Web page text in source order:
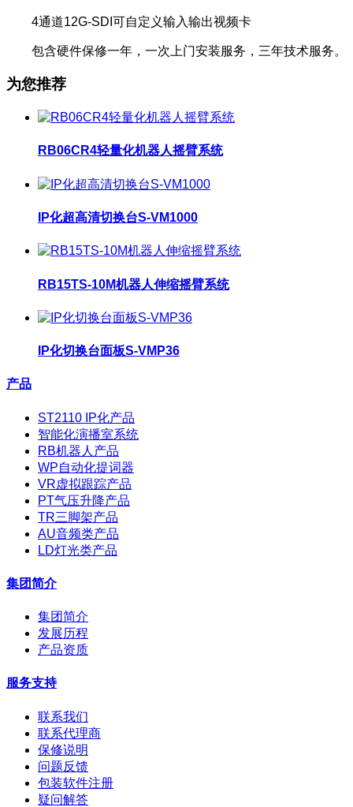
4通道12G-SDI可自定义输入输出视频卡
包含硬件保修一年，一次上门安装服务，三年技术服务。
为您推荐
RB06CR4轻量化机器人摇臂系统
IP化超高清切换台S-VM1000
RB15TS-10M机器人伸缩摇臂系统
IP化切换台面板S-VMP36
产品
ST2110 IP化产品
智能化演播室系统
RB机器人产品
WP自动化提词器
VR虚拟跟踪产品
PT气压升降产品
TR三脚架产品
AU音频类产品
LD灯光类产品
集团简介
集团简介
发展历程
产品资质
服务支持
联系我们
联系代理商
保修说明
问题反馈
包装软件注册
疑问解答